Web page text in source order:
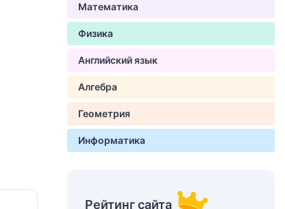
Математика
Физика
Английский язык
Алгебра
Геометрия
Информатика
Рейтинг сайта